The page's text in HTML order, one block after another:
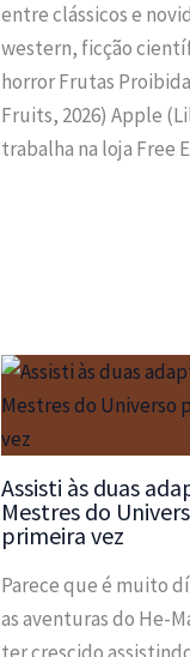
entre clássicos e
western, ficção
horror Frutas
Fruits, 2026) Apple
trabalha na loja Free
Assisti às duas
Mestres do
primeira vez
Parece que é muito
as aventuras do He-
ter crescido